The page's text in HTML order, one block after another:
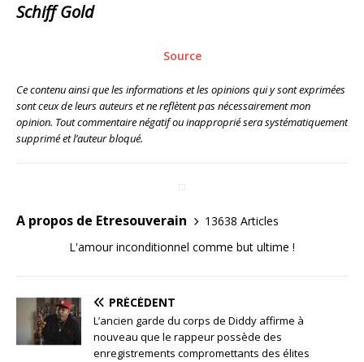
Schiff Gold
Source
Ce contenu ainsi que les informations et les opinions qui y sont exprimées
sont ceux de leurs auteurs et ne reflètent pas nécessairement mon
opinion. Tout commentaire négatif ou inapproprié sera systématiquement
supprimé et l’auteur bloqué.
A propos de Etresouverain
13638 Articles
L'amour inconditionnel comme but ultime !
PRÉCÉDENT
L’ancien garde du corps de Diddy affirme à
nouveau que le rappeur possède des
enregistrements compromettants des élites